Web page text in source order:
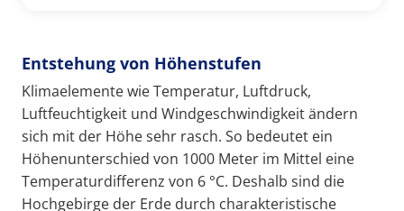
Entstehung von Höhenstufen
Klimaelemente wie Temperatur, Luftdruck,
Luftfeuchtigkeit und Windgeschwindigkeit ändern
sich mit der Höhe sehr rasch. So bedeutet ein
Höhenunterschied von 1000 Meter im Mittel eine
Temperaturdifferenz von 6 °C. Deshalb sind die
Hochgebirge der Erde durch charakteristische